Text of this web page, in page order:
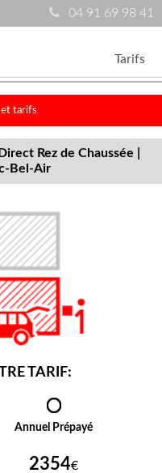
04 91 69 98 41
Tarifs
tarifs
Rez de Chaussée |
Bel-Air
TARIF:
Annuel Prépayé
2354€